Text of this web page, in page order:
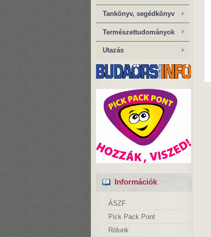
Tankönyv, segédkönyv
Természettudományok
Utazás
Információk
ÁSZF
Pick Pack Pont
Rólunk